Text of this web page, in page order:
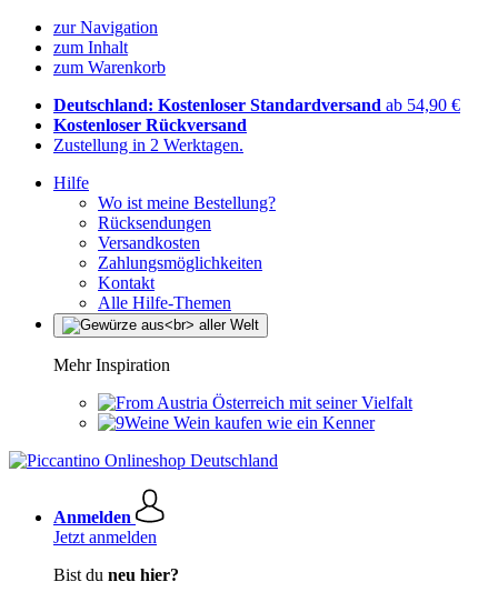
zur Navigation
zum Inhalt
zum Warenkorb
Deutschland: Kostenloser Standardversand ab 54,90 €
Kostenloser Rückversand
Zustellung in 2 Werktagen.
Hilfe
Wo ist meine Bestellung?
Rücksendungen
Versandkosten
Zahlungsmöglichkeiten
Kontakt
Alle Hilfe-Themen
Mehr Inspiration
Österreich mit seiner Vielfalt
Wein kaufen wie ein Kenner
Anmelden
Jetzt anmelden
Bist du neu hier?